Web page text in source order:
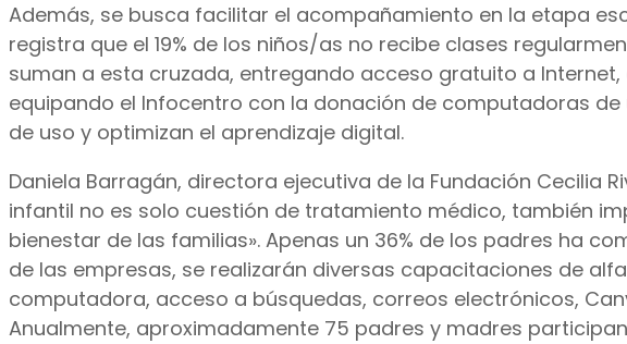
Además, se busca facilitar el acompañamiento en la etapa
registra que el 19% de los niños/as no recibe clases
suman a esta cruzada, entregando acceso gratuito a
equipando el Infocentro con la donación de computadoras
de uso y optimizan el aprendizaje digital.
Daniela Barragán, directora ejecutiva de la Fundación Cecilia
infantil no es solo cuestión de tratamiento médico, también
bienestar de las familias». Apenas un 36% de los padres ha
de las empresas, se realizarán diversas capacitaciones de
computadora, acceso a búsquedas, correos electrónicos,
Anualmente, aproximadamente 75 padres y madres